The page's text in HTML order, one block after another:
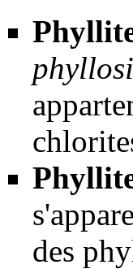
des